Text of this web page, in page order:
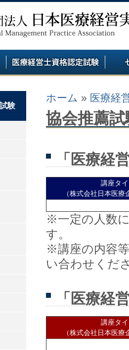
ホーム » 医療経
協会推薦
「医療経
講座タ
（株式会社日本医
※一定の人数
す。
※講座の内容
い合わせくだ
「医療経
講座タ
（株式会社日本医
験